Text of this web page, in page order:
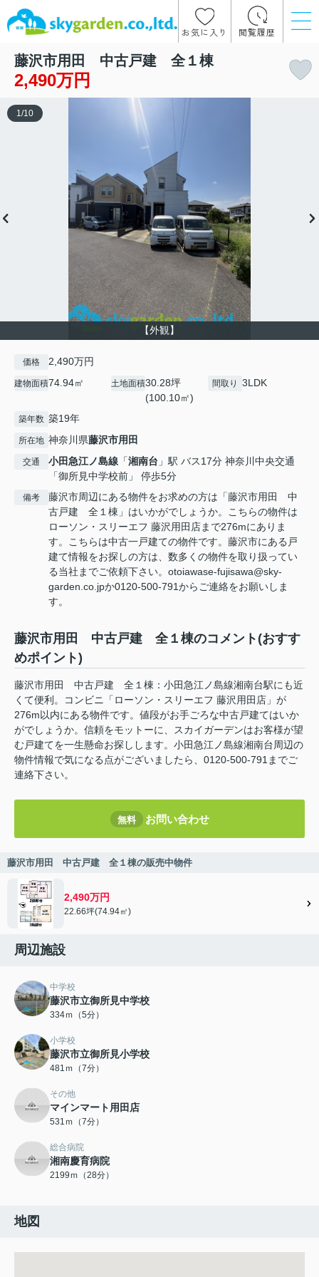
お気に入り 閲覧履歴
藤沢市用田 中古戸建 全１棟
2,490万円
【外観】
1 /10
価格 2,490万円
建物面積74.94㎡ 土地面積30.28坪
(100.10㎡)
間取り 3LDK
築年数 築19年
所在地 神奈川県藤沢市用田
交通 小田急江ノ島線 「湘南台 」駅 バス17分 神奈川中央交通
「御所見中学校前」 停歩5分
備考
藤沢市周辺にある物件をお求めの方は「藤沢市用田 中
古戸建 全１棟」はいかがでしょうか。こちらの物件は
ローソン・スリーエフ 藤沢用田店まで276mにありま
す。こちらは中古一戸建ての物件です。藤沢市にある戸
建て情報をお探しの方は、数多くの物件を取り扱ってい
る当社までご依頼下さい。otoiawase-fujisawa@sky-
garden.co.jpか0120-500-791からご連絡をお願いしま
す。
藤沢市用田 中古戸建 全１棟のコメント(おすす
めポイント)
藤沢市用田 中古戸建 全１棟：小田急江ノ島線湘南台駅にも近
くて便利。コンビニ「ローソン・スリーエフ 藤沢用田店」が
276m以内にある物件です。値段がお手ごろな中古戸建てはいか
がでしょうか。信頼をモットーに、スカイガーデンはお客様が望
む戸建てを一生懸命お探しします。小田急江ノ島線湘南台周辺の
物件情報で気になる点がございましたら、0120-500-791までご
連絡下さい。
無料 お問い合わせ
藤沢市用田 中古戸建 全１棟の販売中物件
2,490万円
22.66坪(74.94㎡)
周辺施設
中学校
藤沢市立御所見中学校
334ｍ（5分）
小学校
藤沢市立御所見小学校
481ｍ（7分）
その他
マインマート用田店
531ｍ（7分）
総合病院
湘南慶育病院
2199ｍ（28分）
地図